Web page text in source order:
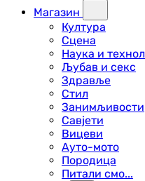
Магазин
Култура
Сцена
Наука и
Љубав и секс
Здравље
Стил
Занимљивости
Савјети
Вицеви
Ауто-мото
Породица
Питали смо...